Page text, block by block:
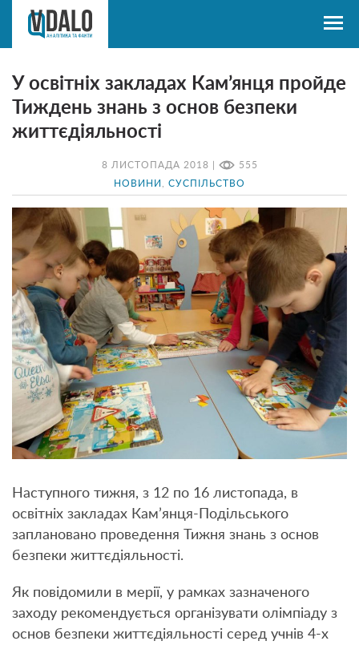
8 ЛИСТОПАДА 2018 | 555
НОВИНИ СУСПІЛЬСТВО
У освітніх закладах Кам’янця пройде
Тиждень знань з основ безпеки
життєдіяльності
Наступного тижня, з 12 по 16 листопада, в
освітніх закладах Кам’янця-Подільського
заплановано проведення Тижня знань з основ
безпеки життєдіяльності.
Як повідомили в мерії, у рамках зазначеного
заходу рекомендується організувати олімпіаду з
основ безпеки життєдіяльності серед учнів 4-х